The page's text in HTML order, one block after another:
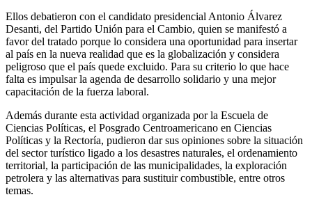
Ellos debatieron con el candidato presidencial Antonio Álvarez
Desanti, del Partido Unión para el Cambio, quien se manifestó a
favor del tratado porque lo considera una oportunidad para insertar
al país en la nueva realidad que es la globalización y considera
peligroso que el país quede excluido. Para su criterio lo que hace
falta es impulsar la agenda de desarrollo solidario y una mejor
capacitación de la fuerza laboral.
Además durante esta actividad organizada por la Escuela de
Ciencias Políticas, el Posgrado Centroamericano en Ciencias
Políticas y la Rectoría, pudieron dar sus opiniones sobre la situación
del sector turístico ligado a los desastres naturales, el ordenamiento
territorial, la participación de las municipalidades, la exploración
petrolera y las alternativas para sustituir combustible, entre otros
temas.